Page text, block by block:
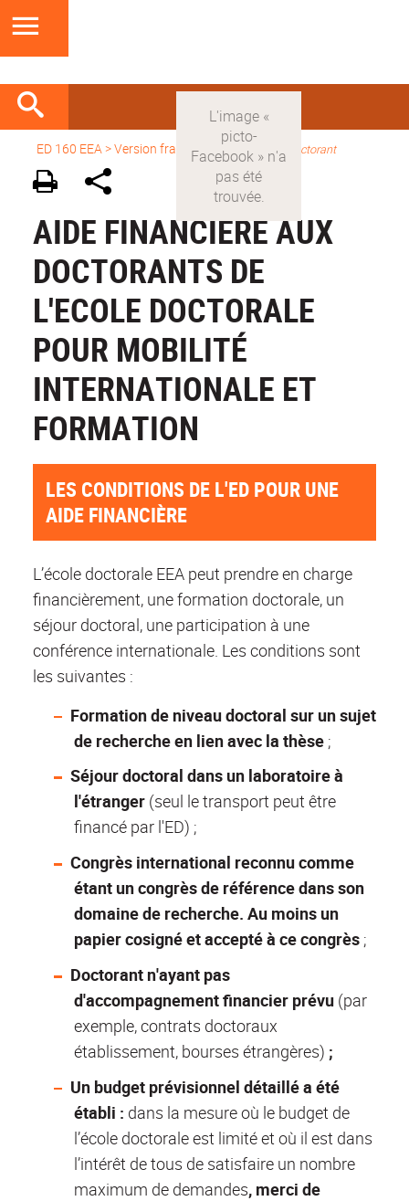
ED 160 EEA>Version française > Parcours du doctorant
AIDE FINANCIÈRE AUX
DOCTORANTS DE
L'ECOLE DOCTORALE
POUR MOBILITÉ
INTERNATIONALE ET
FORMATION
LES CONDITIONS DE L'ED POUR UNE
AIDE FINANCIÈRE
L’école doctorale EEA peut prendre en charge
financièrement, une formation doctorale, un
séjour doctoral, une participation à une
conférence internationale. Les conditions sont
les suivantes :
Formation de niveau doctoral sur un sujet
de recherche en lien avec la thèse ;
Séjour doctoral dans un laboratoire à
l'étranger (seul le transport peut être
financé par l'ED) ;
Congrès international reconnu comme
étant un congrès de référence dans son
domaine de recherche. Au moins un
papier cosigné et accepté à ce congrès ;
Doctorant n'ayant pas
d'accompagnement financier prévu (par
exemple, contrats doctoraux
établissement, bourses étrangères) ;
Un budget prévisionnel détaillé a été
établi : dans la mesure où le budget de
l’école doctorale est limité et où il est dans
l’intérêt de tous de satisfaire un nombre
maximum de demandes, merci de